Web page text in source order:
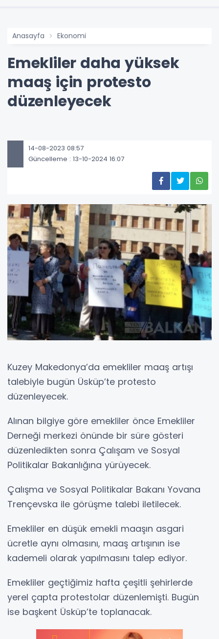
Anasayfa Ekonomi
Emekliler daha yüksek
maaş için protesto
düzenleyecek
14-08-2023 08:57
Güncelleme : 13-10-2024 16:07
Kuzey Makedonya’da emekliler maaş artışı
talebiyle bugün Üsküp’te protesto
düzenleyecek.
Alınan bilgiye göre emekliler önce Emekliler
Derneği merkezi önünde bir süre gösteri
düzenledikten sonra Çalışam ve Sosyal
Politikalar Bakanlığına yürüyecek.
Çalışma ve Sosyal Politikalar Bakanı Yovana
Trençevska ile görüşme talebi iletilecek.
Emekliler en düşük emekli maaşın asgari
ücretle aynı olmasını, maaş artışının ise
kademeli olarak yapılmasını talep ediyor.
Emekliler geçtiğimiz hafta çeşitli şehirlerde
yerel çapta protestolar düzenlemişti. Bugün
ise başkent Üsküp’te toplanacak.